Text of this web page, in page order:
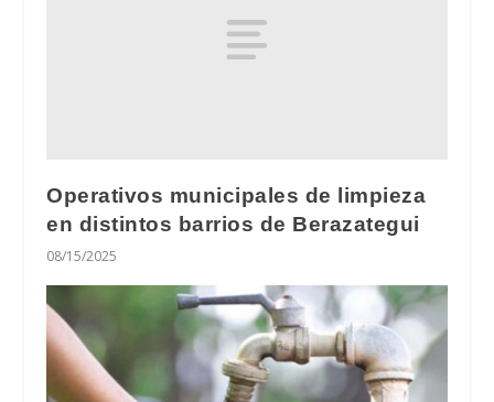
Operativos municipales de limpieza
en distintos barrios de Berazategui
08/15/2025